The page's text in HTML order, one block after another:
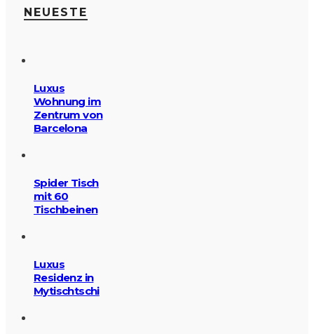
NEUESTE
Luxus
Wohnung im
Zentrum von
Barcelona
Spider Tisch
mit 60
Tischbeinen
Luxus
Residenz in
Mytischtschi